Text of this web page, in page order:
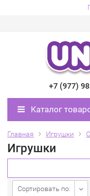
+7 (977)
Каталог
Главная Игрушки
Игрушки
Сортировать по: